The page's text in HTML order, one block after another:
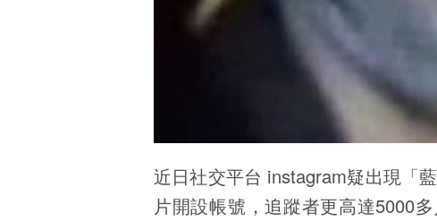
近日社交平台 instagram疑出現「
片開設帳號，追蹤者更高達5000